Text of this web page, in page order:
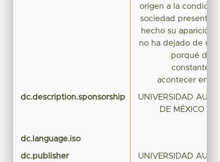
origen a la
sociedad presente,
hecho su aparición
no ha dejado de
porqué
acontecer en
dc.description.sponsorship
UNIVERSIDAD
DE MÉXICO
dc.language.iso
dc.publisher UNIVERSIDAD